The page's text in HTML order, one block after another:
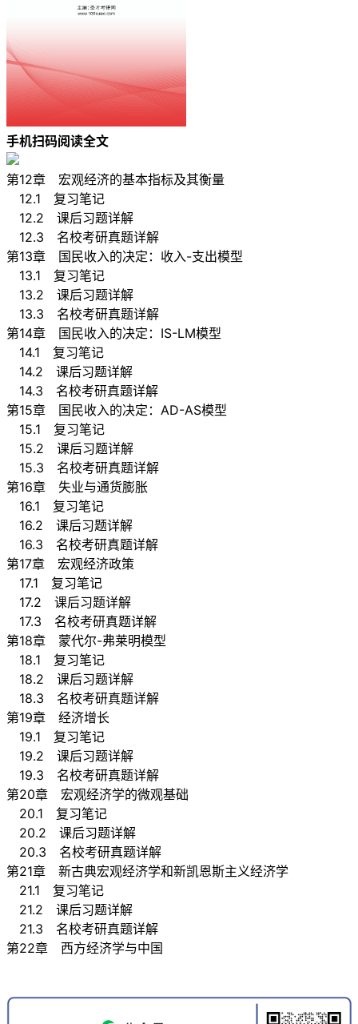
手机扫码阅读全文
第12章 宏观经济的基本指标及其衡量
12.1 复习笔记
12.2 课后习题详解
12.3 名校考研真题详解
第13章 国民收入的决定：收入-支出模型
13.1 复习笔记
13.2 课后习题详解
13.3 名校考研真题详解
第14章 国民收入的决定：IS-LM模型
14.1 复习笔记
14.2 课后习题详解
14.3 名校考研真题详解
第15章 国民收入的决定：AD-AS模型
15.1 复习笔记
15.2 课后习题详解
15.3 名校考研真题详解
第16章 失业与通货膨胀
16.1 复习笔记
16.2 课后习题详解
16.3 名校考研真题详解
第17章 宏观经济政策
17.1 复习笔记
17.2 课后习题详解
17.3 名校考研真题详解
第18章 蒙代尔-弗莱明模型
18.1 复习笔记
18.2 课后习题详解
18.3 名校考研真题详解
第19章 经济增长
19.1 复习笔记
19.2 课后习题详解
19.3 名校考研真题详解
第20章 宏观经济学的微观基础
20.1 复习笔记
20.2 课后习题详解
20.3 名校考研真题详解
第21章 新古典宏观经济学和新凯恩斯主义经济学
21.1 复习笔记
21.2 课后习题详解
21.3 名校考研真题详解
第22章 西方经济学与中国